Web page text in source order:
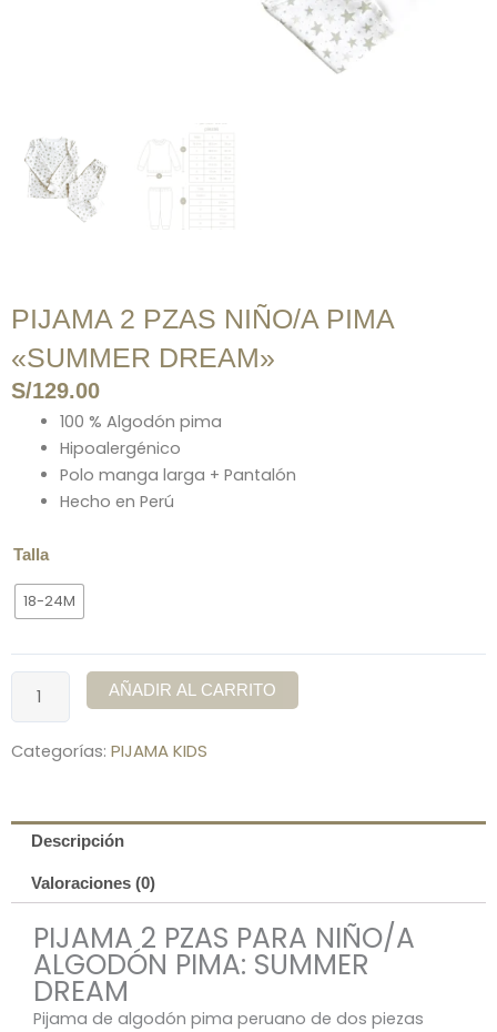
PIJAMA 2 PZAS NIÑO/A PIMA
«SUMMER DREAM»
S/129.00
100 % Algodón pima
Hipoalergénico
Polo manga larga + Pantalón
Hecho en Perú
Talla
18-24M
PIJAMA
2
PZAS
PIMA
«SUMMER
AÑADIR AL CARRITO
Categorías: PIJAMA KIDS
Descripción
Valoraciones (0)
PIJAMA 2 PZAS PARA NIÑO/A
ALGODÓN PIMA: SUMMER
DREAM
Pijama de algodón pima peruano de dos piezas